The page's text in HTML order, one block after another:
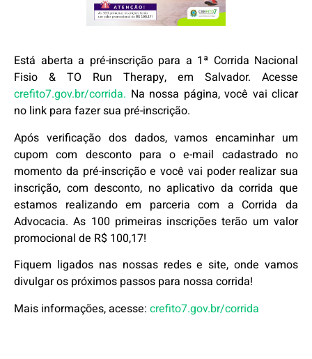
Está aberta a pré-inscrição para a 1ª Corrida Nacional
Fisio & TO Run Therapy, em Salvador. Acesse
crefito7.gov.br/corrida. Na nossa página, você vai clicar
no link para fazer sua pré-inscrição.
Após verificação dos dados, vamos encaminhar um
cupom com desconto para o e-mail cadastrado no
momento da pré-inscrição e você vai poder realizar sua
inscrição, com desconto, no aplicativo da corrida que
estamos realizando em parceria com a Corrida da
Advocacia. As 100 primeiras inscrições terão um valor
promocional de R$ 100,17!
Fiquem ligados nas nossas redes e site, onde vamos
divulgar os próximos passos para nossa corrida!
Mais informações, acesse: crefito7.gov.br/corrida